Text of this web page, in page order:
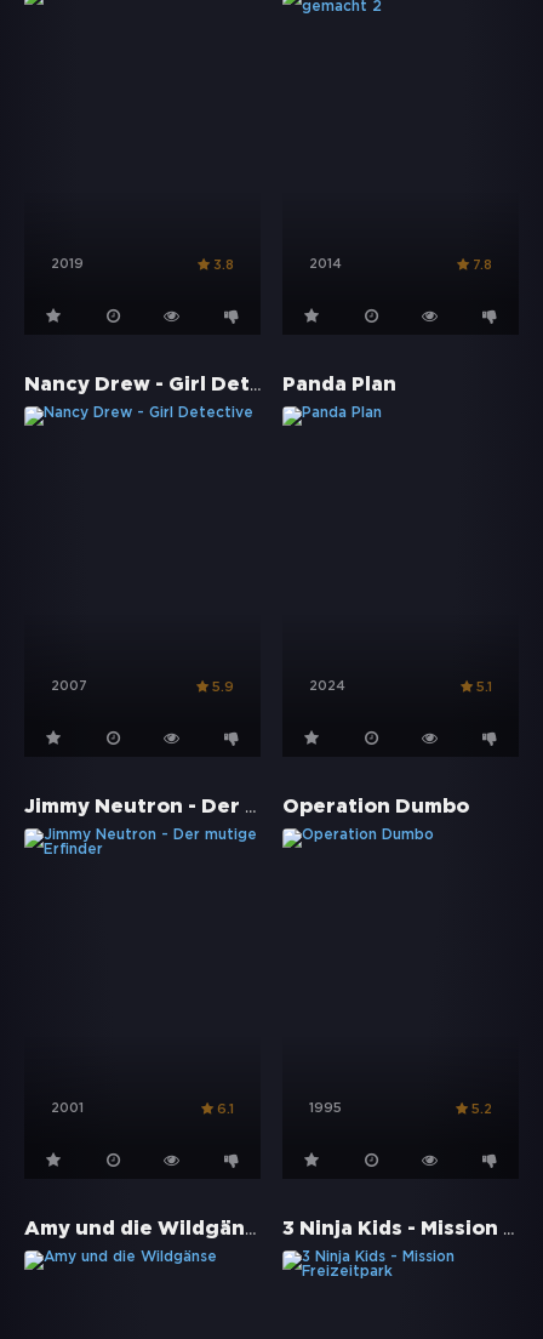
2019 3.8 2014 7.8
Nancy Drew - Girl Detective
2007 5.9
Panda Plan
2024 5.1
Jimmy Neutron - Der mutige Erfinder
2001 6.1
Operation Dumbo
1995 5.2
Amy und die Wildgänse 3 Ninja Kids - Mission Freizeitpark